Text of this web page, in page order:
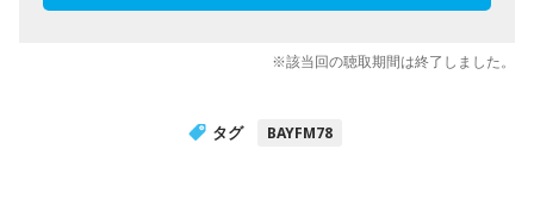
※該当回の聴取期間は終了しました。
タグ BAYFM78